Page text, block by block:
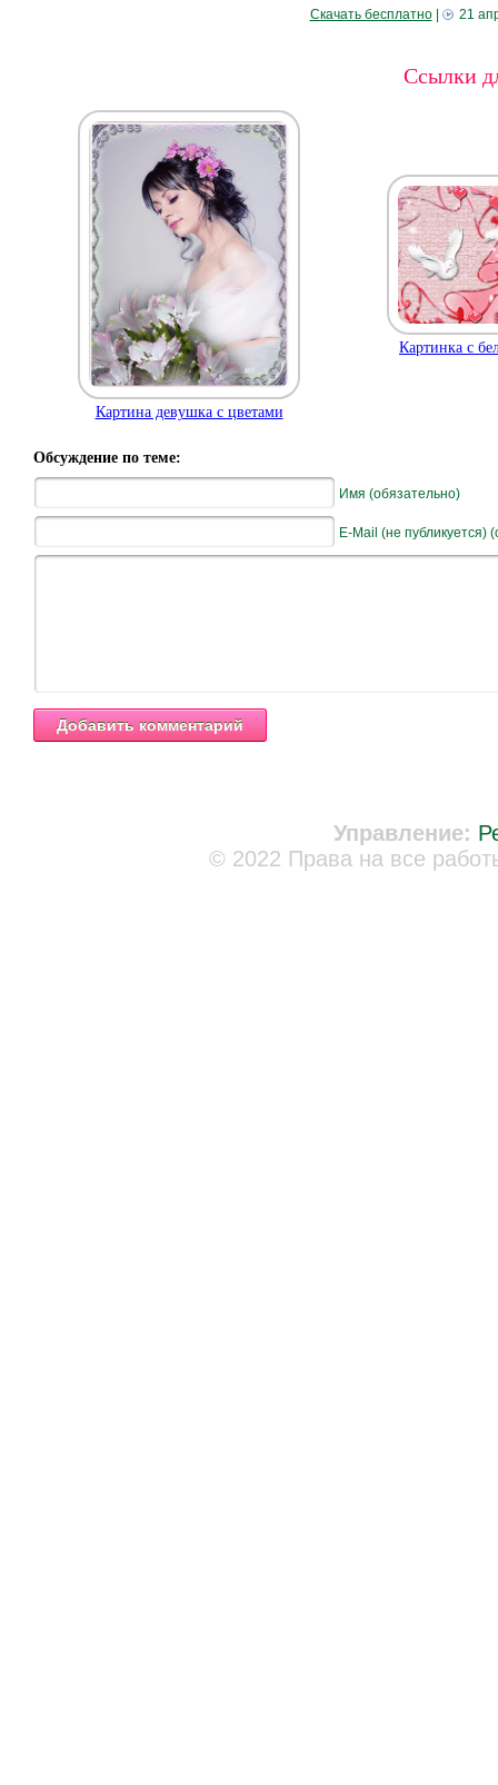
Скачать бесплатно| 21
Ссылки
Картина девушка с цветами
Картинка с
Обсуждение по теме:
Имя (обязательно)
E-Mail (не публикуется)
Управление:
© 2022 Права на все